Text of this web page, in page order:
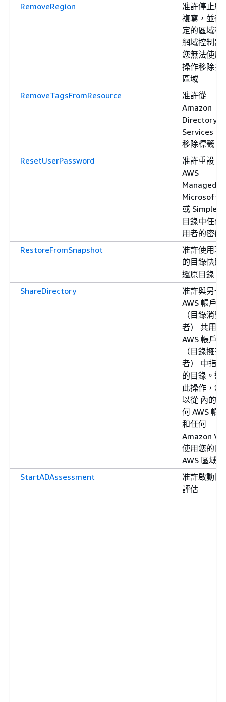
RemoveRegion
准許停止所
複寫，並從
定的區域移
網域控制器
您無法使用
操作移除主
區域
RemoveTagsFromResource
准許從
Amazon
Directory
Services 目
移除標籤
ResetUserPassword
准許重設
AWS
Managed
Microsoft
或 Simple
目錄中任何
用者的密碼
RestoreFromSnapshot
准許使用現
的目錄快照
還原目錄
ShareDirectory
准許與另一
AWS 帳戶
（目錄消費
者） 共用您
AWS 帳戶
（目錄擁有
者） 中指定
的目錄。透
此操作，您
以從 內的任
何 AWS 帳
和任何
Amazon
使用您的目
AWS 區域
StartADAssessment
准許啟動目
評估